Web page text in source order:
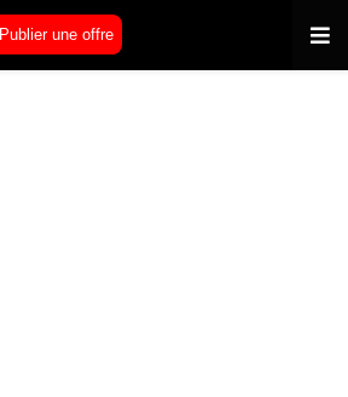
Publier une offre